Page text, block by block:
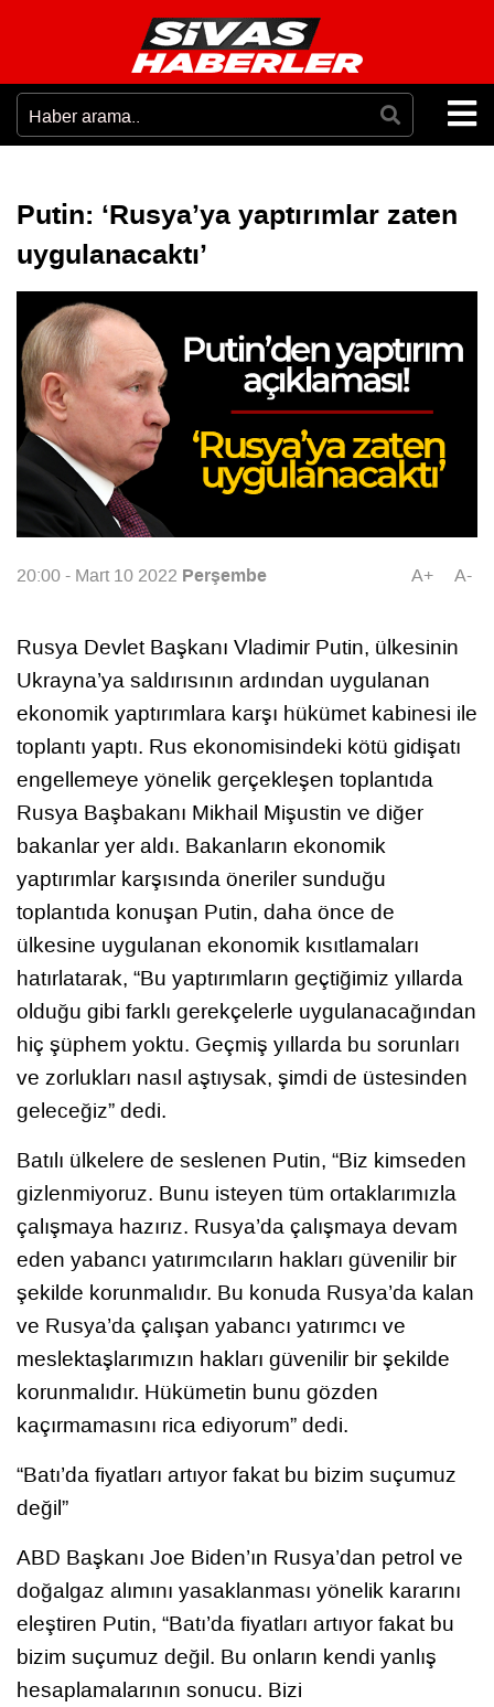
Putin: ‘Rusya’ya yaptırımlar zaten
uygulanacaktı’
20:00 - Mart 10 2022 Perşembe A+ A-
Rusya Devlet Başkanı Vladimir Putin, ülkesinin
Ukrayna’ya saldırısının ardından uygulanan
ekonomik yaptırımlara karşı hükümet kabinesi ile
toplantı yaptı. Rus ekonomisindeki kötü gidişatı
engellemeye yönelik gerçekleşen toplantıda
Rusya Başbakanı Mikhail Mişustin ve diğer
bakanlar yer aldı. Bakanların ekonomik
yaptırımlar karşısında öneriler sunduğu
toplantıda konuşan Putin, daha önce de
ülkesine uygulanan ekonomik kısıtlamaları
hatırlatarak, “Bu yaptırımların geçtiğimiz yıllarda
olduğu gibi farklı gerekçelerle uygulanacağından
hiç şüphem yoktu. Geçmiş yıllarda bu sorunları
ve zorlukları nasıl aştıysak, şimdi de üstesinden
geleceğiz” dedi.
Batılı ülkelere de seslenen Putin, “Biz kimseden
gizlenmiyoruz. Bunu isteyen tüm ortaklarımızla
çalışmaya hazırız. Rusya’da çalışmaya devam
eden yabancı yatırımcıların hakları güvenilir bir
şekilde korunmalıdır. Bu konuda Rusya’da kalan
ve Rusya’da çalışan yabancı yatırımcı ve
meslektaşlarımızın hakları güvenilir bir şekilde
korunmalıdır. Hükümetin bunu gözden
kaçırmamasını rica ediyorum” dedi.
“Batı’da fiyatları artıyor fakat bu bizim suçumuz
değil”
ABD Başkanı Joe Biden’ın Rusya’dan petrol ve
doğalgaz alımını yasaklanması yönelik kararını
eleştiren Putin, “Batı’da fiyatları artıyor fakat bu
bizim suçumuz değil. Bu onların kendi yanlış
hesaplamalarının sonucu. Bizi